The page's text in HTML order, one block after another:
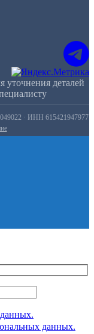
уточнения деталей
· ИНН 615421947977
данных.